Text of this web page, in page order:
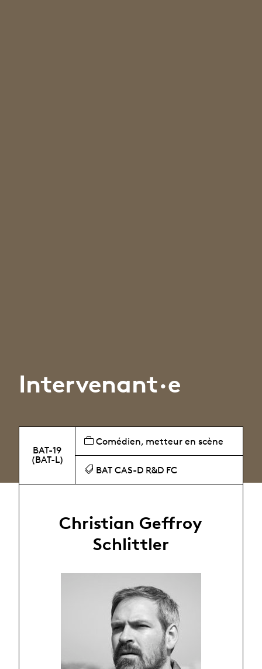
Intervenant·e
BAT-19
(BAT-L)
Comédien, metteur en scène
BAT CAS-D R&D FC
Christian Geffroy
Schlittler